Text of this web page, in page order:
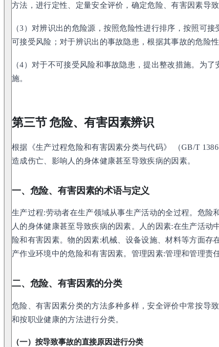
方法，进行定性、定量安全评价，确定危险、有害因素导
（3）对辨识出的危险源，按照危险性进行排序，按照可
可接受风险；对于辨识出的事故隐患，根据其事故的危险
（4）对于不可接受风险和事故隐患，提出整改措施。为
施。
第三节 危险、有害因素辨识
根据《生产过程危险和有害因素分类与代码》 （GB/T
造成伤亡、影响人的身体健康甚至导致疾病的因素。
一、危险、有害因素的术语与定义
生产过程:劳动者在生产领域从事生产活动的全过程。危险
人的身体健康甚至导致疾病的因素。人的因素:在生产活动
险和有害因素。物的因素:机械、设备设施、材料等方面存
产作业环境中的危险和有害因素。管理因素:管理和管理责
二、危险、有害因素的分类
危险、有害因素分类的方法多种多样，安全评价中常按导
和按职业健康的方法进行分类。
（一）按导致事故的直接原因进行分类